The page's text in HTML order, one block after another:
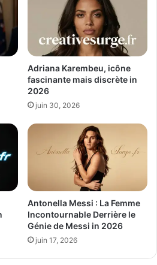
Adriana Karembeu, icône
fascinante mais discrète in
2026
juin 30, 2026
Antonella Messi : La Femme
Incontournable Derrière le
Génie de Messi in 2026
juin 17, 2026